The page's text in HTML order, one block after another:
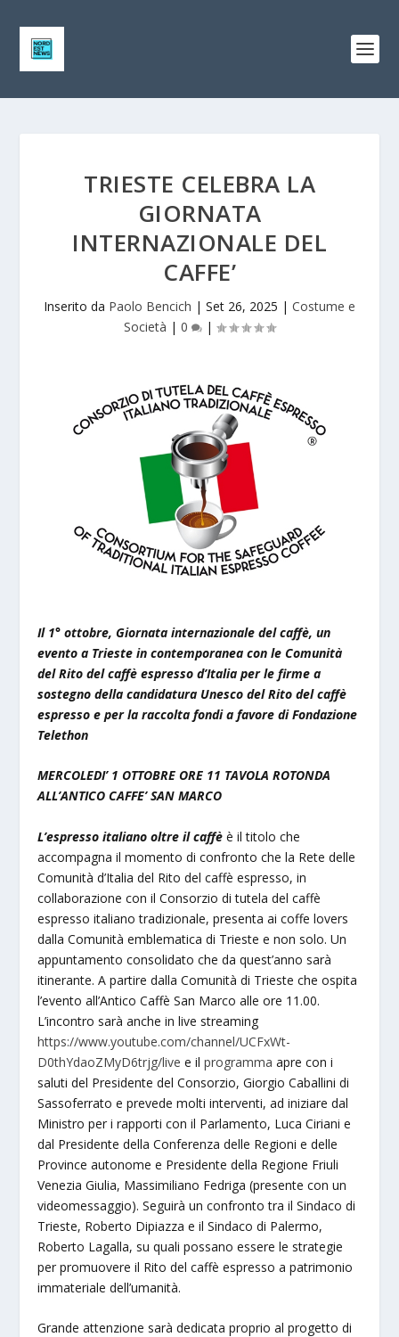
TRIESTE CELEBRA LA
GIORNATA
INTERNAZIONALE DEL
CAFFE’
Inserito da Paolo Bencich | Set 26, 2025 | Costume e
Società | 0 |
Il 1° ottobre, Giornata internazionale del caffè, un
evento a Trieste in contemporanea con le Comunità
del Rito del caffè espresso d’Italia per le firme a
sostegno della candidatura Unesco del Rito del caffè
espresso e per la raccolta fondi a favore di Fondazione
Telethon
MERCOLEDI’ 1 OTTOBRE ORE 11 TAVOLA ROTONDA
ALL’ANTICO CAFFE’ SAN MARCO
L’espresso italiano oltre il caffè è il titolo che
accompagna il momento di confronto che la Rete delle
Comunità d’Italia del Rito del caffè espresso, in
collaborazione con il Consorzio di tutela del caffè
espresso italiano tradizionale, presenta ai coffe lovers
dalla Comunità emblematica di Trieste e non solo. Un
appuntamento consolidato che da quest’anno sarà
itinerante. A partire dalla Comunità di Trieste che ospita
l’evento all’Antico Caffè San Marco alle ore 11.00.
L’incontro sarà anche in live streaming
https://www.youtube.com/channel/UCFxWt-
D0thYdaoZMyD6trjg/live e ilprogramma apre con i
saluti del Presidente del Consorzio, Giorgio Caballini di
Sassoferrato e prevede molti interventi, ad iniziare dal
Ministro per i rapporti con il Parlamento, Luca Ciriani e
dal Presidente della Conferenza delle Regioni e delle
Province autonome e Presidente della Regione Friuli
Venezia Giulia, Massimiliano Fedriga (presente con un
videomessaggio). Seguirà un confronto tra il Sindaco di
Trieste, Roberto Dipiazza e il Sindaco di Palermo,
Roberto Lagalla, su quali possano essere le strategie
per promuovere il Rito del caffè espresso a patrimonio
immateriale dell’umanità.
Grande attenzione sarà dedicata proprio al progetto di